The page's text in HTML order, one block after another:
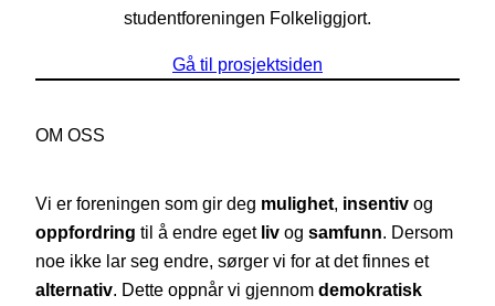
studentforeningen Folkeliggjort.
Gå til prosjektsiden
OM OSS
Vi er foreningen som gir deg mulighet, insentiv og
oppfordring til å endre eget liv og samfunn. Dersom
noe ikke lar seg endre, sørger vi for at det finnes et
alternativ. Dette oppnår vi gjennom demokratisk